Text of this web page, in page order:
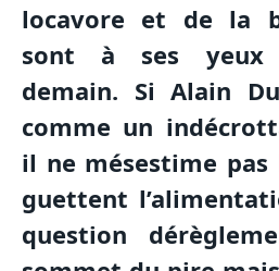
locavore et de la
sont à ses
demain. Si Alain
comme un
il ne mésestime pas
guettent
question